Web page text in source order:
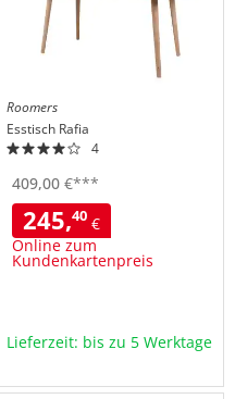
Roomers
Esstisch Rafia
4
409,00€***
245,40€
Online zum
Kundenkartenpreis
Lieferzeit: bis zu 5 Werktage